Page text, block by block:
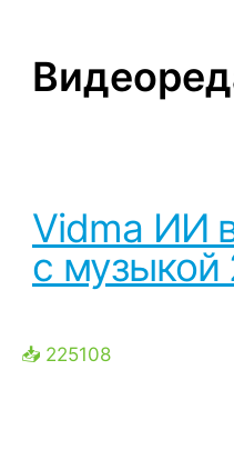
Vidma ИИ
с музыкой
📥 225108